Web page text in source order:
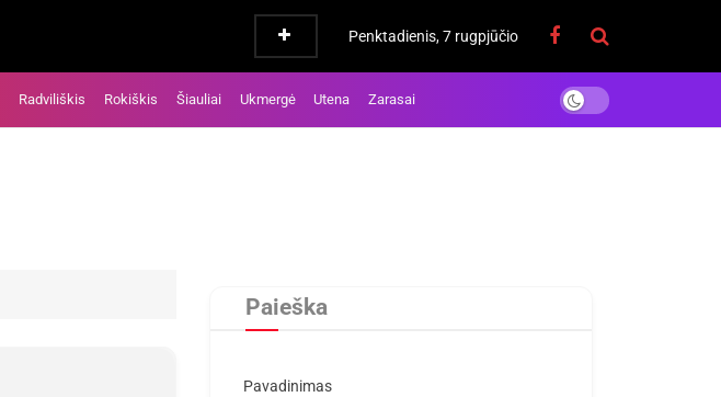
Penktadienis, 7 rugpjūčio
Radviliškis Rokiškis Šiauliai Ukmergė Utena Zarasai
Paieška
Pavadinimas